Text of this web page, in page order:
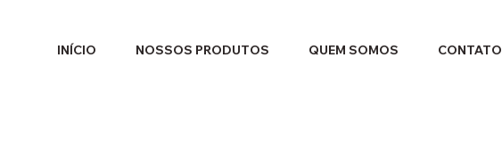
INÍCIO NOSSOS PRODUTOS QUEM SOMOS CONTATO